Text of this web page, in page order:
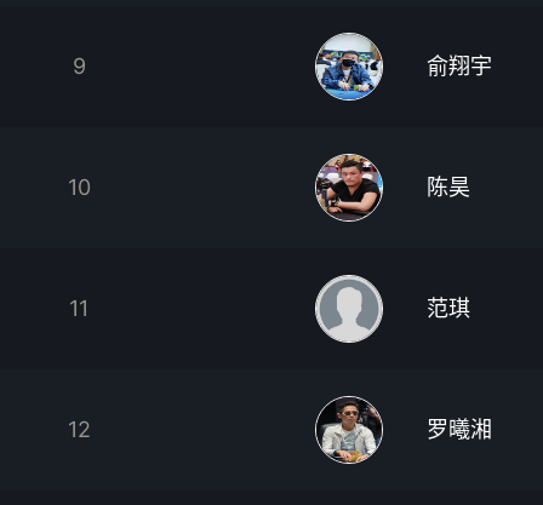
9 俞翔宇
10 陈昊
11 范琪
12 罗曦湘